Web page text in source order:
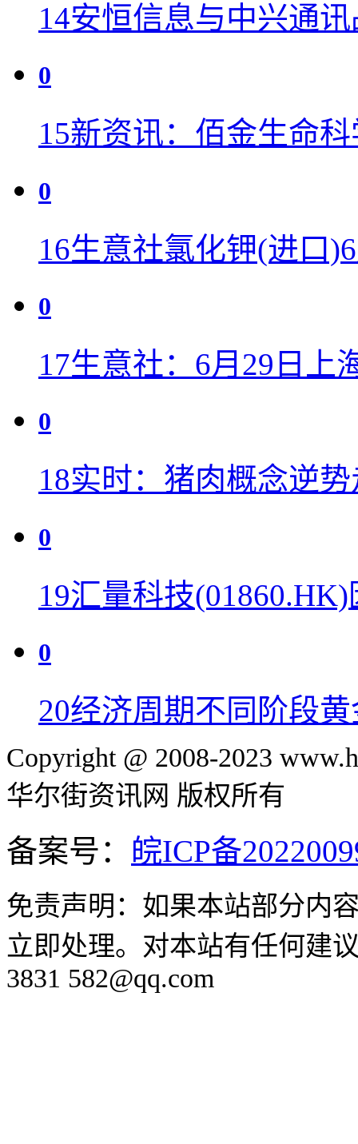
14安恒信息与中兴通
0
15新资讯：佰金生命
0
16生意社氯化钾(进口
0
17生意社：6月29日上
0
18实时：猪肉概念逆
0
19汇量科技
0
20经济周期不同阶段
Copyright @ 2008-2023
华尔街资讯网 版权所有
备案号： 皖ICP备
免责声明：如果本站部分内
立即处理。对本站有任何建
3831 582@qq.com